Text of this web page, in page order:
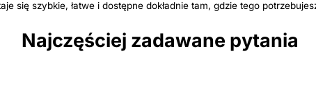
się szybkie, łatwe i dostępne dokładnie tam, gdzie tego
Najczęściej zadawane pytania